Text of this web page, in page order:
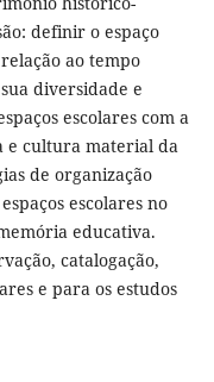
definir o espaço
ao tempo
diversidade e
escolares com a
e cultura material da
de organização
escolares no
educativa.
catalogação,
e para os estudos